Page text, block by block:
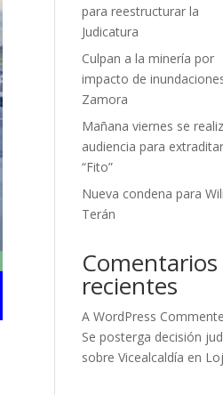
para reestructurar la
Judicatura
Culpan a la minería por
impacto de
Zamora
Mañana viernes se
audiencia para
“Fito”
Nueva condena para
Terán
Comentarios
recientes
A WordPress
Se posterga decisión
sobre Vicealcaldía en